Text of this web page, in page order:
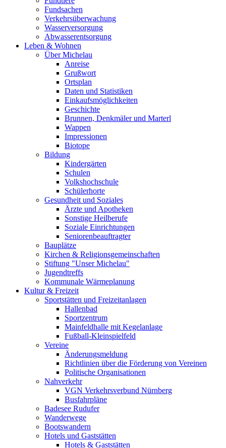
Fundsachen
Verkehrsüberwachung
Wasserversorgung
Abwasserentsorgung
Leben & Wohnen
Über Michelau
Anreise
Grußwort
Ortsplan
Daten und Statistiken
Einkaufsmöglichkeiten
Geschichte
Brunnen, Denkmäler und Marterl
Wappen
Impressionen
Biotope
Bildung
Kindergärten
Schulen
Volkshochschule
Schülerhorte
Gesundheit und Soziales
Ärzte und Apotheken
Sonstige Heilberufe
Soziale Einrichtungen
Seniorenbeauftragter
Bauplätze
Kirchen & Religionsgemeinschaften
Stiftung "Unser Michelau"
Jugendtreffs
Kommunale Wärmeplanung
Kultur & Freizeit
Sportstätten und Freizeitanlagen
Hallenbad
Sportzentrum
Mainfeldhalle mit Kegelanlage
Fußball-Kleinspielfeld
Vereine
Änderungsmeldung
Richtlinien über die Förderung von Vereinen
Politische Organisationen
Nahverkehr
VGN Verkehrsverbund Nürnberg
Busfahrpläne
Badesee Rudufer
Wanderwege
Bootswandern
Hotels und Gaststätten
Hotels & Gaststätten